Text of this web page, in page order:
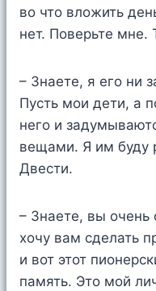
во что вложить
нет. Поверьте мне.
– Знаете, я его ни
Пусть мои дети, а
него и
вещами. Я им буду
Двести.
– Знаете, вы очень
хочу вам сделать
и вот этот
память. Это мой